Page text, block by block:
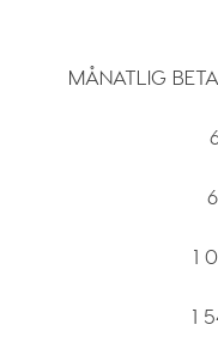
MÅNATLIG
1
1